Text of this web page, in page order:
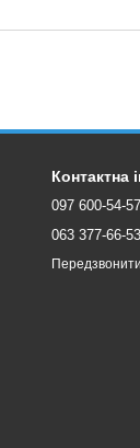
Контактна
097 600-54-57
063 377-66-53